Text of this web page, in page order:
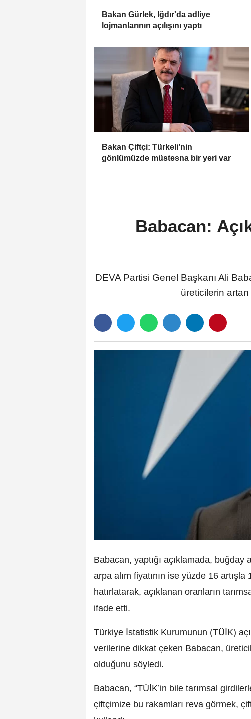
Bakan Gürlek, Iğdır'da adliye
lojmanlarının açılışını yaptı
Bakan Çiftçi: Türkeli’nin
gönlümüzde müstesna bir yeri var
Babacan:
DEVA Partisi Genel Başkanı Ali
üreticilerin artan
Babacan, yaptığı açıklamada, buğday
arpa alım fiyatının ise yüzde 16
hatırlatarak, açıklanan oranların
ifade etti.
Türkiye İstatistik Kurumunun (TÜİK)
verilerine dikkat çeken Babacan,
olduğunu söyledi.
Babacan, “TÜİK’in bile tarımsal
çiftçimize bu rakamları reva görmek,